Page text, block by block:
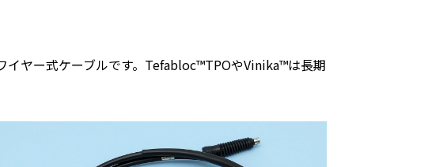
イヤー式ケーブルです。Tefabloc™TPOやVinika™は長期